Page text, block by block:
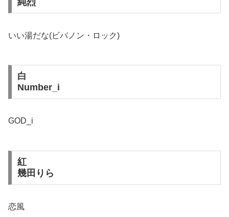
いい湯だな(ビバノン・ロック)
白
Number_i
GOD_i
紅
幾田りら
恋風